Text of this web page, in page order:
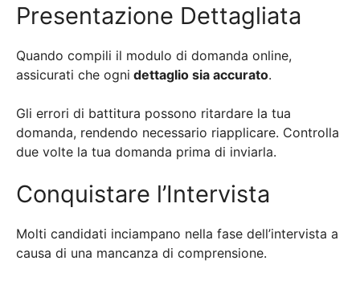
Presentazione Dettagliata
Quando compili il modulo di domanda online,
assicurati che ogni dettaglio sia accurato.
Gli errori di battitura possono ritardare la tua
domanda, rendendo necessario riapplicare. Controlla
due volte la tua domanda prima di inviarla.
Conquistare l’Intervista
Molti candidati inciampano nella fase dell’intervista a
causa di una mancanza di comprensione.